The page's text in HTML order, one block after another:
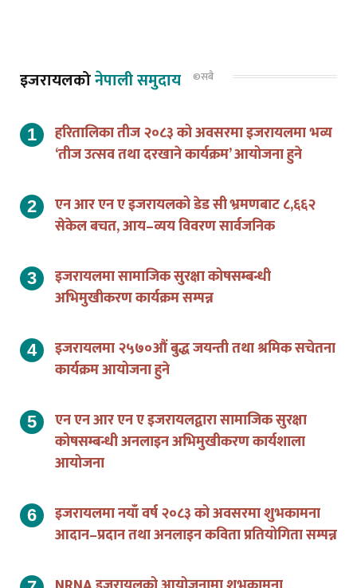
इजरायलकोनेपाली समुदाय ©सबै
हरितालिका तीज २०८३ को अवसरमा इजरायलमा भव्य
‘तीज उत्सव तथा दरखाने कार्यक्रम’ आयोजना हुने
एन आर एन ए इजरायलको डेड सी भ्रमणबाट ८,६६२
सेकेल बचत, आय–व्यय विवरण सार्वजनिक
इजरायलमा सामाजिक सुरक्षा कोषसम्बन्धी
अभिमुखीकरण कार्यक्रम सम्पन्न
इजरायलमा २५७०औं बुद्ध जयन्ती तथा श्रमिक सचेतना
कार्यक्रम आयोजना हुने
एन एन आर एन ए इजरायलद्वारा सामाजिक सुरक्षा
कोषसम्बन्धी अनलाइन अभिमुखीकरण कार्यशाला
आयोजना
इजरायलमा नयाँ वर्ष २०८३ को अवसरमा शुभकामना
आदान–प्रदान तथा अनलाइन कविता प्रतियोगिता सम्पन्न